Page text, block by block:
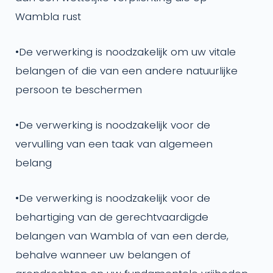
Wambla rust
•De verwerking is noodzakelijk om uw vitale
belangen of die van een andere natuurlijke
persoon te beschermen
•De verwerking is noodzakelijk voor de
vervulling van een taak van algemeen
belang
•De verwerking is noodzakelijk voor de
behartiging van de gerechtvaardigde
belangen van Wambla of van een derde,
behalve wanneer uw belangen of